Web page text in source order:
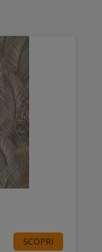
SCOPRI